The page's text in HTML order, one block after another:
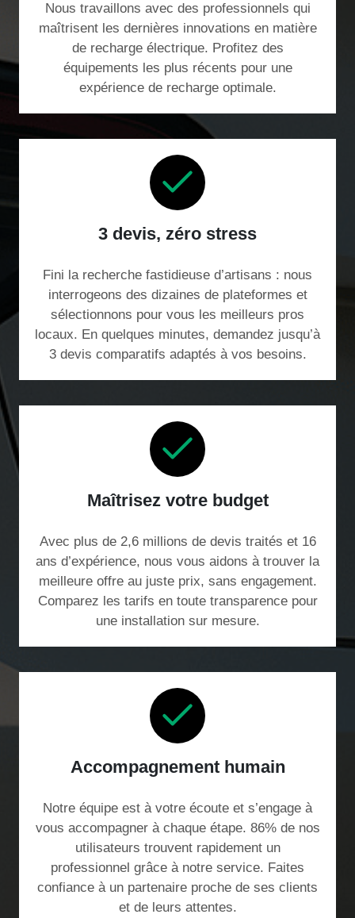
Nous travaillons avec des professionnels qui
maîtrisent les dernières innovations en matière
de recharge électrique. Profitez des
équipements les plus récents pour une
expérience de recharge optimale.
3 devis, zéro stress
Fini la recherche fastidieuse d’artisans : nous
interrogeons des dizaines de plateformes et
sélectionnons pour vous les meilleurs pros
locaux. En quelques minutes, demandez jusqu’à
3 devis comparatifs adaptés à vos besoins.
Maîtrisez votre budget
Avec plus de 2,6 millions de devis traités et 16
ans d’expérience, nous vous aidons à trouver la
meilleure offre au juste prix, sans engagement.
Comparez les tarifs en toute transparence pour
une installation sur mesure.
Accompagnement humain
Notre équipe est à votre écoute et s’engage à
vous accompagner à chaque étape. 86% de nos
utilisateurs trouvent rapidement un
professionnel grâce à notre service. Faites
confiance à un partenaire proche de ses clients
et de leurs attentes.